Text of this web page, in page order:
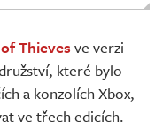
Thieves ve verzi
které bylo
a konzolích Xbox,
ve třech edicích.